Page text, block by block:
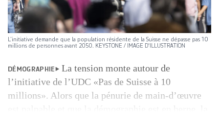
L’initiative demande que la population résidente de la Suisse ne dépasse pas 10
millions de personnes avant 2050. KEYSTONE / IMAGE D'ILLUSTRATION
DÉMOGRAPHIE
La tension monte autour de
l’initiative de l’UDC «Pas de Suisse à 10
millions». Alors que la pénurie de main-d’œuvre